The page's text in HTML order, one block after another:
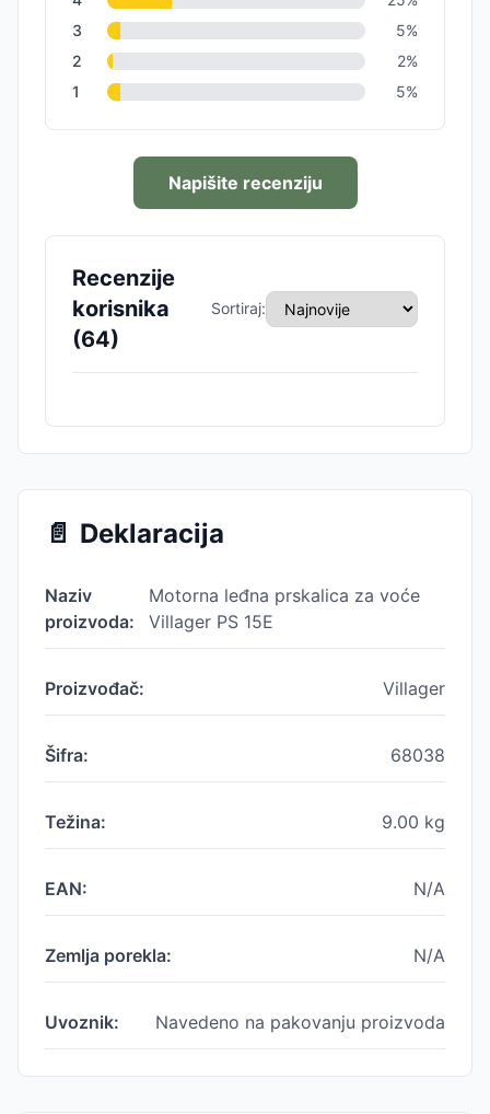
3
5%
2
2%
1
5%
Napišite recenziju
Recenzije
korisnika
(64)
Sortiraj:
📄 Deklaracija
Naziv
proizvoda:
Motorna leđna prskalica za voće
Villager PS 15E
Proizvođač: Villager
Šifra: 68038
Težina: 9.00 kg
EAN: N/A
Zemlja porekla: N/A
Uvoznik: Navedeno na pakovanju proizvoda